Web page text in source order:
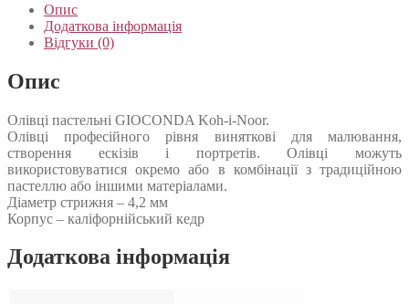
Опис
Додаткова інформація
Відгуки (0)
Опис
Олівці пастельні GIOCONDA Koh-i-Noor.
Олівці професійного рівня виняткові для малювання,
створення ескізів і портретів. Олівці можуть
використовуватися окремо або в комбінації з традиційною
пастеллю або іншими матеріалами.
Діаметр стрижня – 4,2 мм
Корпус – каліфорнійський кедр
Додаткова інформація